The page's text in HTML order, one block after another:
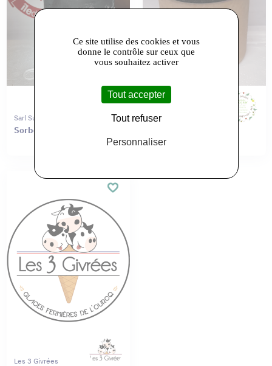
Sarl Sur L'etagere Du Haut Sarl Sur L'etagere Du Haut
TONKA pot 0,5L
Les 3 Givrées
Ce site utilise des cookies et vous
donne le contrôle sur ceux que
vous souhaitez activer
Tout accepter
Tout refuser
Personnaliser